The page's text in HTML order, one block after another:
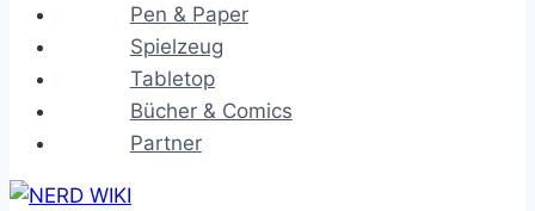
Pen & Paper
Spielzeug
Tabletop
Bücher & Comics
Partner